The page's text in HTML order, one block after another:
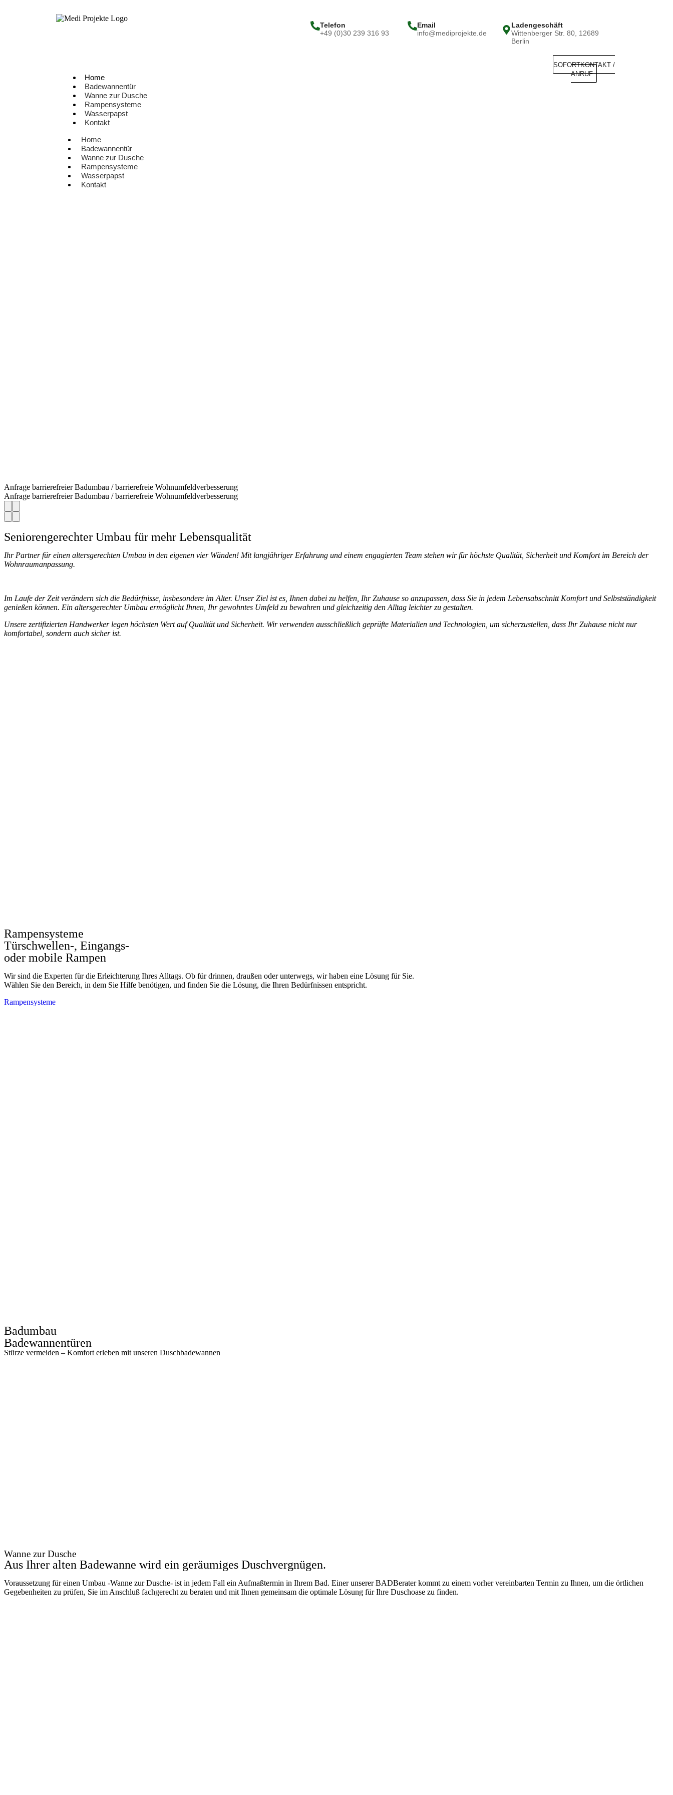
Telefon
+49 (0)30 239 316 93
Email
info@mediprojekte.de
Ladengeschäft
Wittenberger Str. 80, 12689
Berlin
Home
Badewannentür
Wanne zur Dusche
Rampensysteme
Wasserpapst
Kontakt
Home
Badewannentür
Wanne zur Dusche
Rampensysteme
Wasserpapst
Kontakt
SOFORTKONTAKT /
ANRUF
Anfrage barrierefreier Badumbau / barrierefreie Wohnumfeldverbesserung
Anfrage barrierefreier Badumbau / barrierefreie Wohnumfeldverbesserung
Seniorengerechter Umbau für mehr Lebensqualität
Ihr Partner für einen altersgerechten Umbau in den eigenen vier Wänden! Mit langjähriger Erfahrung und einem engagierten Team stehen wir für höchste Qualität, Sicherheit und Komfort im Bereich der
Wohnraumanpassung.
Im Laufe der Zeit verändern sich die Bedürfnisse, insbesondere im Alter. Unser Ziel ist es, Ihnen dabei zu helfen, Ihr Zuhause so anzupassen, dass Sie in jedem Lebensabschnitt Komfort und Selbstständigkeit
genießen können. Ein altersgerechter Umbau ermöglicht Ihnen, Ihr gewohntes Umfeld zu bewahren und gleichzeitig den Alltag leichter zu gestalten.
Unsere zertifizierten Handwerker legen höchsten Wert auf Qualität und Sicherheit. Wir verwenden ausschließlich geprüfte Materialien und Technologien, um sicherzustellen, dass Ihr Zuhause nicht nur
komfortabel, sondern auch sicher ist.
Rampensysteme
Türschwellen-, Eingangs-
oder mobile Rampen
Wir sind die Experten für die Erleichterung Ihres Alltags. Ob für drinnen, draußen oder unterwegs, wir haben eine Lösung für Sie.
Wählen Sie den Bereich, in dem Sie Hilfe benötigen, und finden Sie die Lösung, die Ihren Bedürfnissen entspricht.
Rampensysteme
Badumbau
Badewannentüren
Stürze vermeiden – Komfort erleben mit unseren Duschbadewannen
Wanne zur Dusche
Aus Ihrer alten Badewanne wird ein geräumiges Duschvergnügen.
Voraussetzung für einen Umbau -Wanne zur Dusche- ist in jedem Fall ein Aufmaßtermin in Ihrem Bad. Einer unserer BADBerater kommt zu einem vorher vereinbarten Termin zu Ihnen, um die örtlichen
Gegebenheiten zu prüfen, Sie im Anschluß fachgerecht zu beraten und mit Ihnen gemeinsam die optimale Lösung für Ihre Duschoase zu finden.